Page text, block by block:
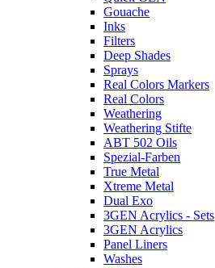
Gouache
Inks
Filters
Deep Shades
Sprays
Real Colors Markers
Real Colors
Weathering
Weathering Stifte
ABT 502 Oils
Spezial-Farben
True Metal
Xtreme Metal
Dual Exo
3GEN Acrylics - Sets
3GEN Acrylics
Panel Liners
Washes